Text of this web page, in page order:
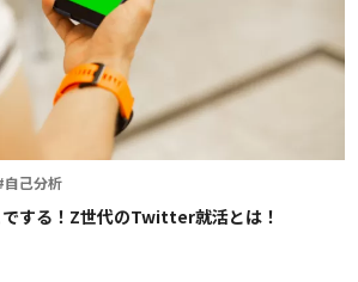
自己分析
する！Z世代のTwitter就活とは！